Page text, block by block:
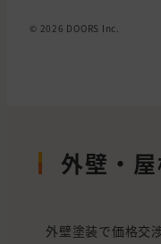
© 2026 DOORS Inc.
外壁・
外壁塗装で価格交